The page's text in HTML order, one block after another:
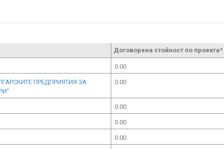
Договорена стойност по проекта*
0.00
ПРЕДПРИЯТИЯ ЗА
0.00
0.00
0.00
0.00